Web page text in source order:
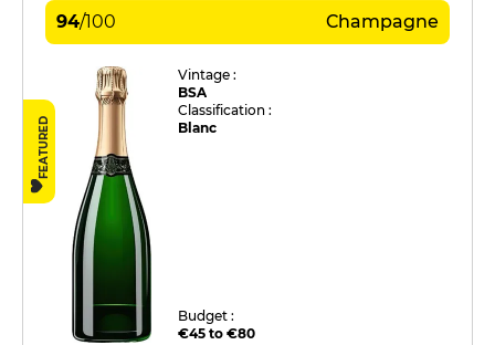
94/100 Champagne
FEATURED
Vintage :
BSA
Classification :
Blanc
Budget :
€45 to €80